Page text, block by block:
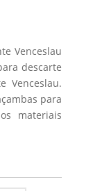
Venceslau
descarte
Venceslau.
para
materiais